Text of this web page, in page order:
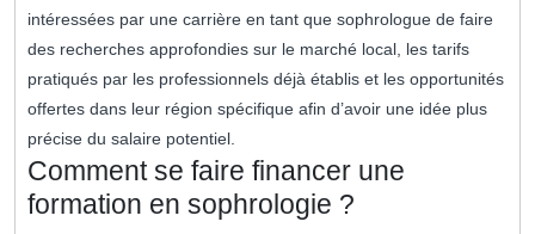
intéressées par une carrière en tant que sophrologue de faire
des recherches approfondies sur le marché local, les tarifs
pratiqués par les professionnels déjà établis et les opportunités
offertes dans leur région spécifique afin d’avoir une idée plus
précise du salaire potentiel.
Comment se faire financer une
formation en sophrologie ?